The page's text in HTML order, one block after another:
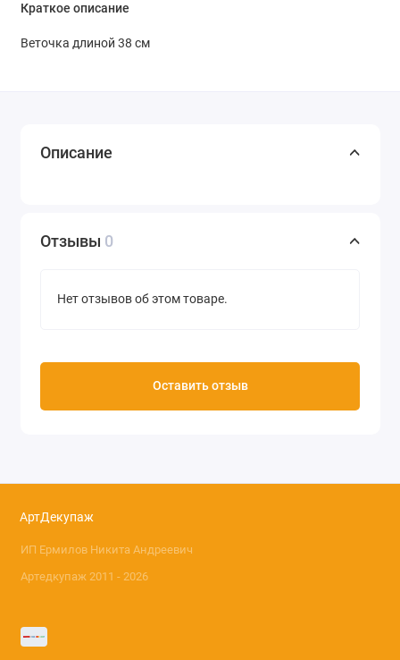
Краткое описание
Веточка длиной 38 см
Описание
Отзывы 0
Нет отзывов об этом товаре.
Оставить отзыв
АртДекупаж
ИП Ермилов Никита Андреевич
Артедкупаж 2011 - 2026